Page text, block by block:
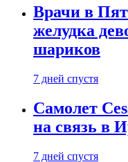
Врачи в
желудка
шариков
7 дней спустя
Самолет
на связь в
7 дней спустя